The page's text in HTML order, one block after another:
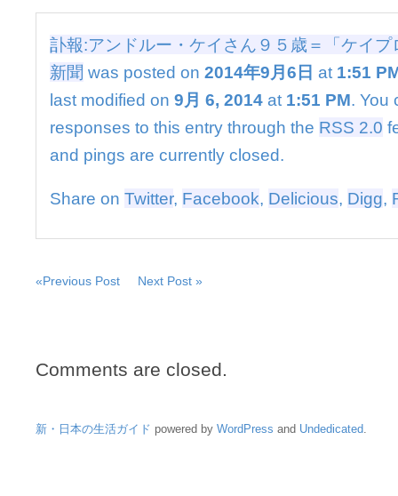
開
発
者
–
日
新
は
訃報:アンドルー・ケイさん９５歳＝「ケイ
新聞 was posted on 2014年9月6日 at 1:51
last modified on 9月 6, 2014 at 1:51 PM. You
responses to this entry through the RSS 2.0
and pings are currently closed.
Share on Twitter, Facebook, Delicious, Digg,
«Previous Post Next Post »
Comments are closed.
新・日本の生活ガイド powered by WordPress and Undedicated.